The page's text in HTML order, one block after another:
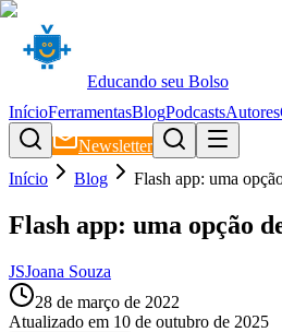
Educando seu Bolso
InícioFerramentasBlogPodcastsAutores
Newsletter
Início
Blog Flash app: uma
Flash app: uma opção
JSJoana Souza
28 de março de 2022
Atualizado em 10 de outubro de 2025